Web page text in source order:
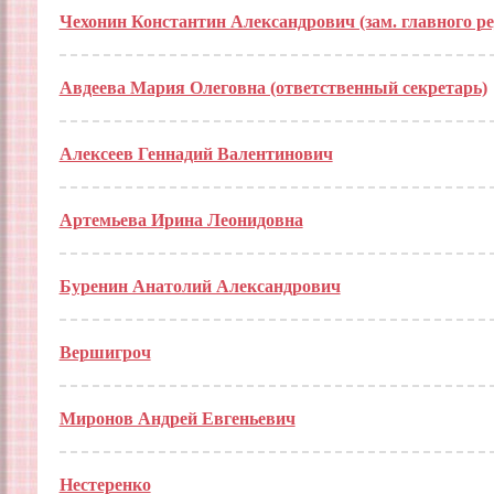
Чехонин Константин Александрович (зам. главного
Авдеева Мария Олеговна (ответственный секретарь)
Алексеев Геннадий Валентинович
Артемьева Ирина Леонидовна
Буренин Анатолий Александрович
Вершигроч
Миронов Андрей Евгеньевич
Нестеренко